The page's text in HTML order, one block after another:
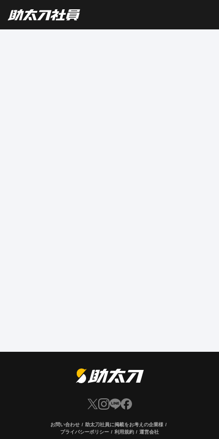
お問い合わせ
助太刀社員に掲載をお考えの企業様
プライバシーポリシー
利用規約 運営会社